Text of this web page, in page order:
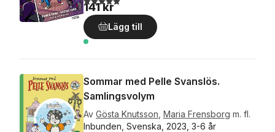
141 kr
Lägg till
Sommar med Pelle Svanslös.
Samlingsvolym
Av Gösta Knutsson Maria Frensborg m. fl.
Inbunden, Svenska, 2023, 3-6 år